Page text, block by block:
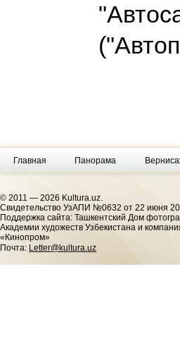
Главная Панорама
© 2011 — 2026 Kultura.uz.
Cвидетельство УзАПИ №0632 от 22 июня
Поддержка сайта: Ташкентский Дом
Академии художеств Узбекистана и
«Кинопром»
Почта: Letter@kultura.uz